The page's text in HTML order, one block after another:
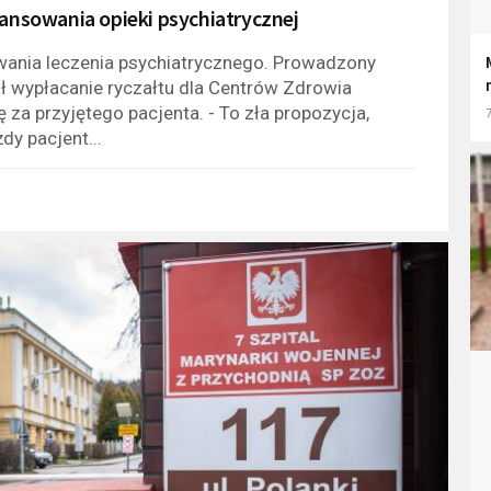
opieki psychiatrycznej
leczenia psychiatrycznego. Prowadzony
ryczałtu dla Centrów Zdrowia
za przyjętego pacjenta. - To zła propozycja,
pacjent...